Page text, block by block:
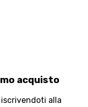
acquisto
alla